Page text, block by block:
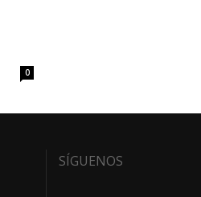
0
SÍGUENOS